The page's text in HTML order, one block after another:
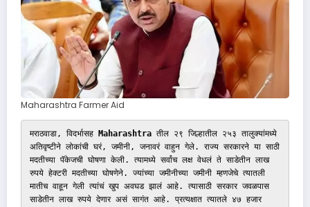
Maharashtra Farmer Aid
मराठवाडा, विदर्भासह Maharashtra तील २९ जिल्हातील २५३ तालुक्यांमध्ये
अतिवृष्टीने लोकांची घरं, जमीनी, जनावरं वाहुन गेले. राज्य सरकारने या साठी
मदतीच्या पॅकेजची घोषणा केली. त्यामध्ये सर्वांच लक्ष वेधलं ते साडेतीन लाख
रुपये हेक्टरी मदतीच्या घोषणेने. ज्यांच्या जमीनीच्या जमीनी म्हणजेचे त्यातली
मातीच वाहून गेली त्यांचं खुप अवघड झालं आहे. त्यासाठी सरकार जवळपास
साडेतीन लाख रुपये देणार असं सागंत आहे. प्रत्यक्षात त्यातले ४७ हजार